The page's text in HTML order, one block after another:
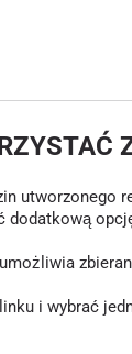
i wybrać